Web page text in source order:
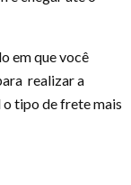
em que você
realizar a
o tipo de frete mais